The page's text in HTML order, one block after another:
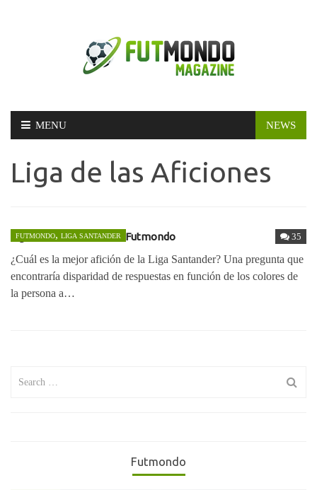
Skip
MENU NEWS
Liga de las Aficiones
35
FUTMONDO, LIGA SANTANDER
Liga de las Aficiones en Futmondo
¿Cuál es la mejor afición de la Liga Santander? Una pregunta que
encontraría disparidad de respuestas en función de los colores de
la persona a…
Futmondo